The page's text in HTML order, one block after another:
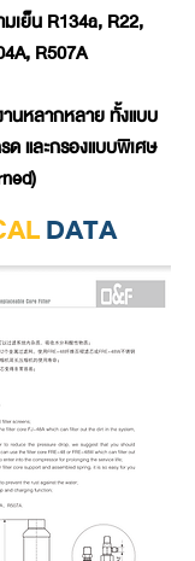
เย็น R134a, R22,
R507A
านหลากหลาย ทั้งแบบ
และกรองแบบพิเศษ
DATA